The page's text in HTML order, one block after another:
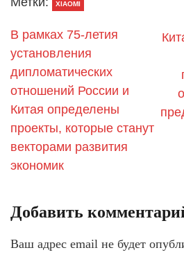
XIAOMI
В рамках 75-летия
установления
дипломатических
отношений России и
Китая определены
проекты, которые станут
векторами развития
экономик
Добавить
Ваш адрес email не будет